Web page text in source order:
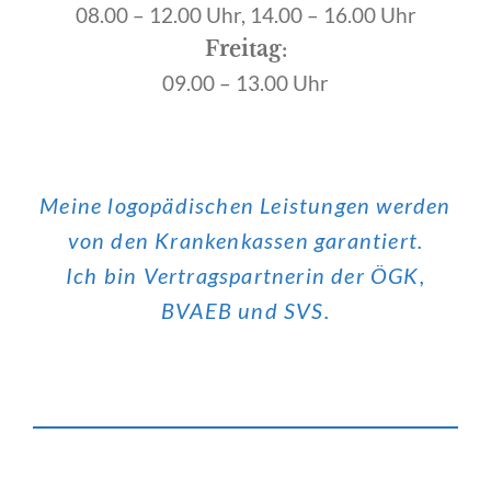
08.00 – 12.00 Uhr, 14.00 – 16.00 Uhr
Freitag:
09.00 – 13.00 Uhr
Meine logopädischen Leistungen werden
von den Krankenkassen garantiert.
Ich bin Vertragspartnerin der ÖGK,
BVAEB und SVS.